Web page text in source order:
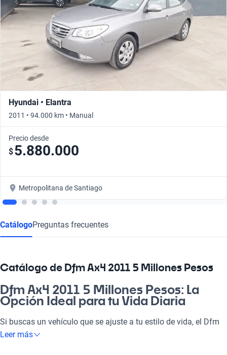
Hyundai • Elantra
2011 • 94.000 km • Manual
Precio desde
$5.880.000
Metropolitana de Santiago
CatálogoPreguntas frecuentes
Catálogo de Dfm Ax4 2011 5 Millones Pesos
Dfm Ax4 2011 5 Millones Pesos: La
Opción Ideal para tu Vida Diaria
Si buscas un vehículo que se ajuste a tu estilo de vida, el Dfm
Ax4 2011 a 5 millones de pesos es la elección perfecta. Este
Leer más